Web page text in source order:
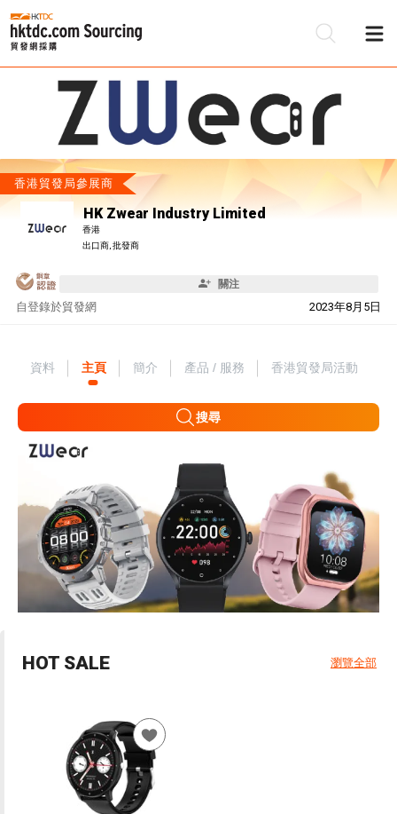
香港貿發局參展商
HK Zwear Industry Limited
香港
出口商, 批發商
關注
自 2023年8月5日
登錄於貿發網
資料 主頁 簡介 產品 / 服務 香港貿發局活動
搜尋
HOT SALE 瀏覽全部